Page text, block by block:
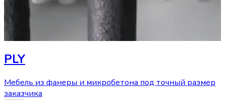
PLY
Мебель из фанеры и микробетона под точный размер
заказчика